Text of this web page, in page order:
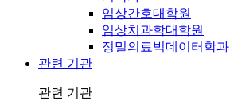
임상간호대학원
임상치과학대학원
정밀의료빅데이터학과
관련 기관
관련 기관